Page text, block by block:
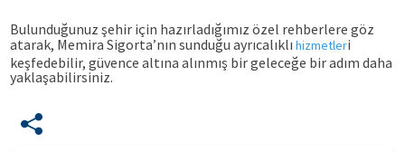
Bulunduğunuz şehir için hazırladığımız özel rehberlere göz
atarak, Memira Sigorta’nın sunduğu ayrıcalıklı hizmetleri
keşfedebilir, güvence altına alınmış bir geleceğe bir adım daha
yaklaşabilirsiniz.